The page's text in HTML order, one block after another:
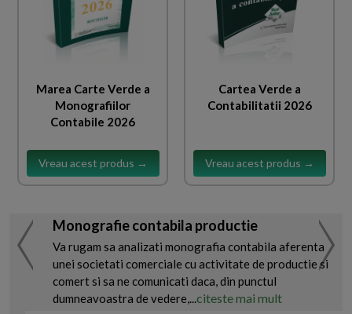
Marea Carte Verde a
Monografiilor
Contabile 2026
Vreau acest produs →
Cartea Verde a
Contabilitatii 2026
Vreau acest produs →
Monografie contabila productie
Va rugam sa analizati monografia contabila aferenta
unei societati comerciale cu activitate de productie si
comert si sa ne comunicati daca, din punctul
dumneavoastra de vedere,...citeste mai mult